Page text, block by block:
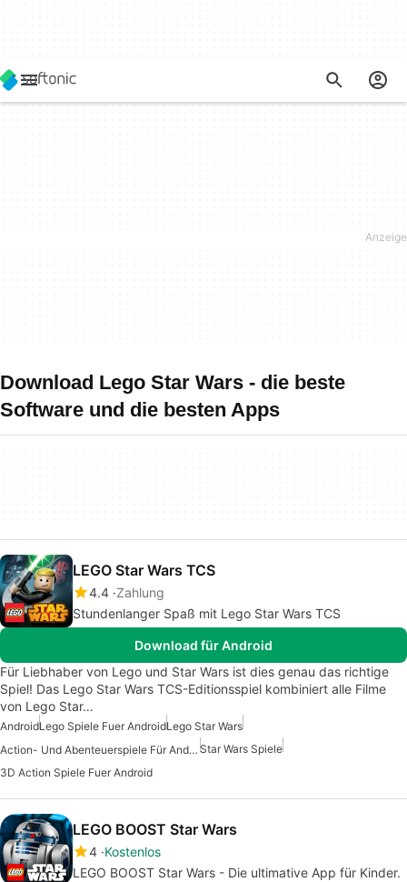
Download Lego Star Wars - die beste
Software und die besten Apps
LEGO Star Wars TCS
4.4 Zahlung
Stundenlanger Spaß mit Lego Star Wars TCS
Download für Android
Für Liebhaber von Lego und Star Wars ist dies genau das richtige
Spiel! Das Lego Star Wars TCS-Editionsspiel kombiniert alle Filme
von Lego Star…
AndroidLego Spiele Fuer AndroidLego Star Wars
Action- Und Abenteuerspiele Für Android Star Wars Spiele
3D Action Spiele Fuer Android
LEGO BOOST Star Wars
4 Kostenlos
LEGO BOOST Star Wars - Die ultimative App für Kinder.